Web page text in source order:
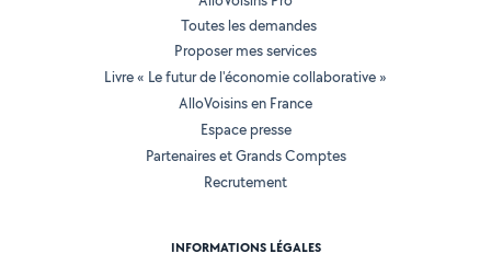
Toutes les demandes
Proposer mes services
Livre « Le futur de l'économie collaborative »
AlloVoisins en France
Espace presse
Partenaires et Grands Comptes
Recrutement
INFORMATIONS LÉGALES